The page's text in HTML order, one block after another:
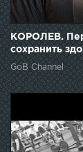
КОРОЛЕВ.
сохранить
GoB Channel